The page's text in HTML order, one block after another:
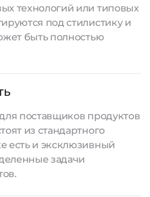
технологий или типовых
под стилистику и
быть полностью
поставщиков продуктов
из стандартного
есть и эксклюзивный
задачи
.